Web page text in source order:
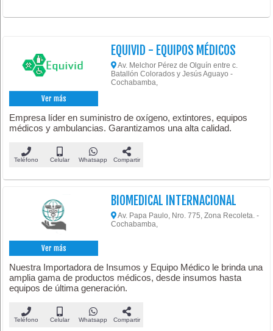
Ver más
EQUIVID - EQUIPOS MÉDICOS
Av. Melchor Pérez de Olguín entre c.
Batallón Colorados y Jesús Aguayo -
Cochabamba,
Empresa líder en suministro de oxígeno, extintores, equipos
médicos y ambulancias. Garantizamos una alta calidad.
Teléfono Celular Whatsapp Compartir
Ver más
BIOMEDICAL INTERNACIONAL
Av. Papa Paulo, Nro. 775, Zona Recoleta. -
Cochabamba,
Nuestra Importadora de Insumos y Equipo Médico le brinda una
amplia gama de productos médicos, desde insumos hasta
equipos de última generación.
Teléfono Celular Whatsapp Compartir